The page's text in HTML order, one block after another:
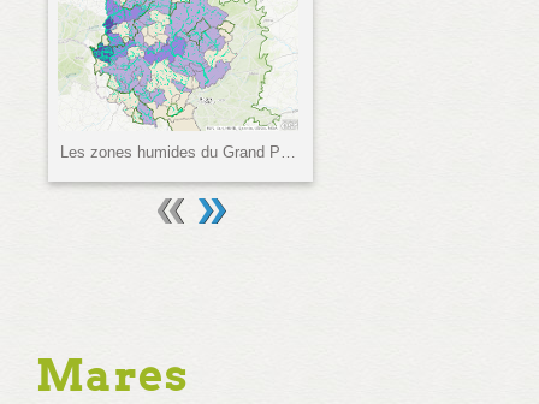
Mares